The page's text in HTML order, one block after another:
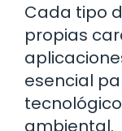
Cada tipo
propias
esencial
ambiental.